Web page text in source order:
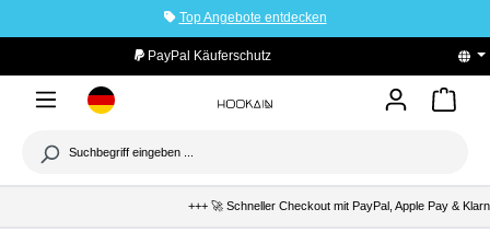
Top Angebote entdecken
PayPal Käuferschutz
+++ 🚀 Schneller Checkout mit PayPal, Apple Pay & Klarna